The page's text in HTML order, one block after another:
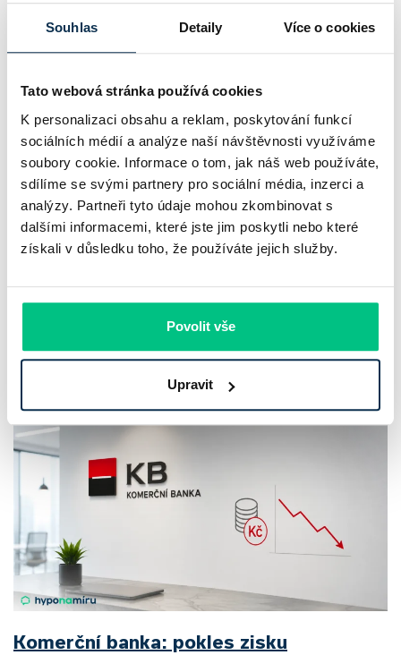
Souhlas Detaily Více o cookies
Tato webová stránka používá cookies
K personalizaci obsahu a reklam, poskytování funkcí
sociálních médií a analýze naší návštěvnosti využíváme
soubory cookie. Informace o tom, jak náš web používáte,
sdílíme se svými partnery pro sociální média, inzerci a
analýzy. Partneři tyto údaje mohou zkombinovat s
dalšími informacemi, které jste jim poskytli nebo které
získali v důsledku toho, že používáte jejich služby.
Povolit vše
Upravit
UniCredit Bank od 27.7.2026 zdražuje
hypotéky, zatímco Raiffeisenbank
prodloužila slevu do 6.9.2026
Český hypoteční trh na konci července 2026 potvrzuje, že
růstu. UniCredit Bank od 27.7.2026 zvýšila hypoteční sazby
Pavel Pohanka|aktualizováno: 04.08.2026
Komerční banka: pokles zisku